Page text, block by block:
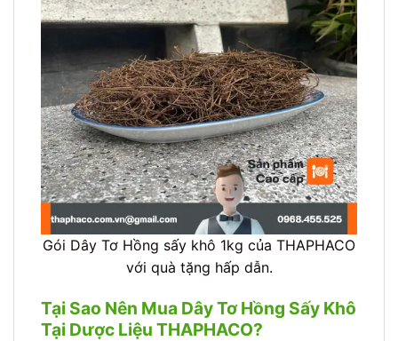
Gói Dây Tơ Hồng sấy khô 1kg của THAPHACO
với quà tặng hấp dẫn.
Tại Sao Nên Mua Dây Tơ Hồng Sấy Khô
Tại Dược Liệu THAPHACO?